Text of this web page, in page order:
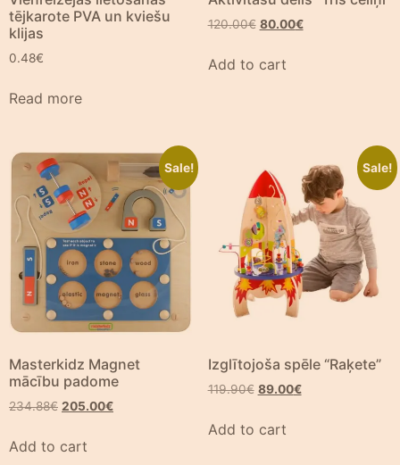
tējkarote PVA un kviešu
klijas
0.48€
Read more
120.00€ 80.00€
Add to cart
Sale!
Masterkidz Magnet
mācību padome
234.88€ 205.00€
Add to cart
Sale!
Izglītojoša spēle “Raķete”
119.90€ 89.00€
Add to cart